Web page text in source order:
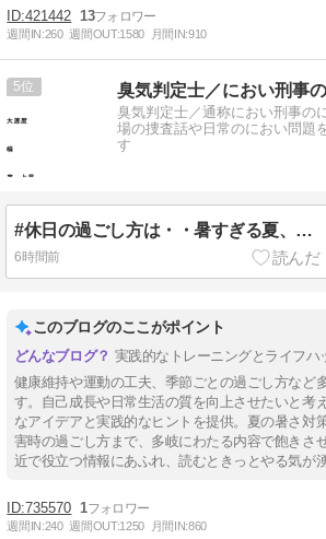
421442 13
週間IN:260 週間OUT:1580 月間IN:910
5 臭気判定士／におい刑事
臭気判定士／通称におい刑事の
場の捜査話や日常のにおい問題
す
#休日の過ごし方は・・暑すぎる夏、酷暑なので、とにかく無理せず、継続だけはしていくこと
6時間前
このブログのここがポイント
実践的なトレーニングとライフハ
健康維持や運動の工夫、季節ごとの過ごし方など
す。自己成長や日常生活の質を向上させたいと考
なアイデアと実践的なヒントを提供。夏の暑さ対
害時の過ごし方まで、多岐にわたる内容で飽きさ
近で役立つ情報にあふれ、読むときっとやる気が
735570 1
週間IN:240 週間OUT:1250 月間IN:860